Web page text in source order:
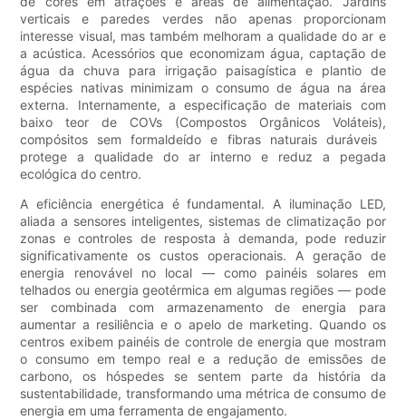
verticais e paredes verdes não apenas proporcionam
interesse visual, mas também melhoram a qualidade do ar e
a acústica. Acessórios que economizam água, captação de
água da chuva para irrigação paisagística e plantio de
espécies nativas minimizam o consumo de água na área
externa. Internamente, a especificação de materiais com
baixo teor de COVs (Compostos Orgânicos Voláteis),
compósitos sem formaldeído e fibras naturais duráveis ​​
protege a qualidade do ar interno e reduz a pegada
ecológica do centro.
A eficiência energética é fundamental. A iluminação LED,
aliada a sensores inteligentes, sistemas de climatização por
zonas e controles de resposta à demanda, pode reduzir
significativamente os custos operacionais. A geração de
energia renovável no local — como painéis solares em
telhados ou energia geotérmica em algumas regiões — pode
ser combinada com armazenamento de energia para
aumentar a resiliência e o apelo de marketing. Quando os
centros exibem painéis de controle de energia que mostram
o consumo em tempo real e a redução de emissões de
carbono, os hóspedes se sentem parte da história da
sustentabilidade, transformando uma métrica de consumo de
energia em uma ferramenta de engajamento.